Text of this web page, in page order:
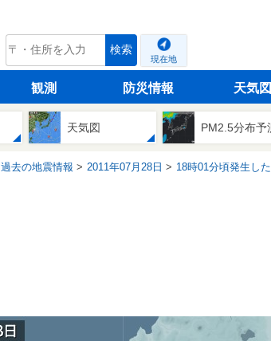
tenki.jp 検索
現在地
観測 防災情報 天気図
天気図 PM2.5分布予
過去の地震情報 2011年07月28日 18時01分頃発生し